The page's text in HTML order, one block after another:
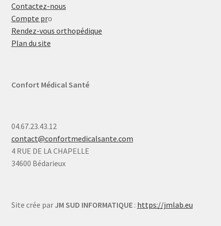
Contactez-nous
Compte pro
Rendez-vous orthopédique
Plan du site
Confort Médical Santé
04.67.23.43.12
contact@confortmedicalsante.com
4 RUE DE LA CHAPELLE
34600 Bédarieux
Site crée par JM SUD INFORMATIQUE: https://jmlab.eu